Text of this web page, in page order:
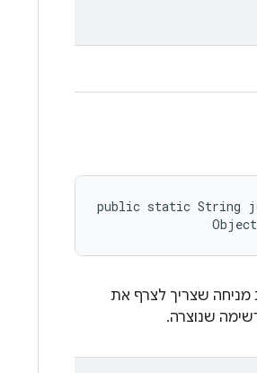
public static String
מניחה שצריך לצרף את
שנוצרה.